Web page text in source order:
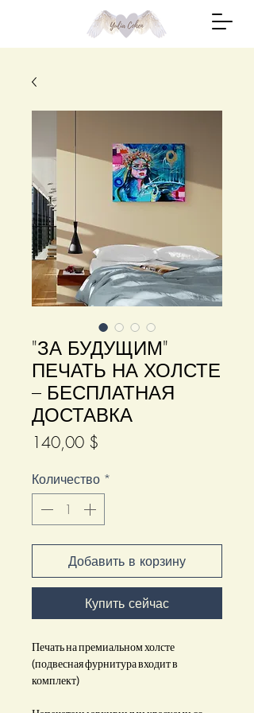
"ЗА БУДУЩИМ"
ПЕЧАТЬ НА ХОЛСТЕ
– БЕСПЛАТНАЯ
ДОСТАВКА
140,00 $
Количество *
Добавить в корзину
Купить сейчас
Печать на премиальном холсте
(подвесная фурнитура входит в
комплект)